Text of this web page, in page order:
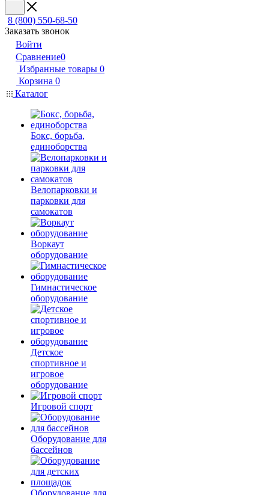
8 (800) 550-68-50
Заказать звонок
Войти
Сравнение0
Избранные товары 0
Корзина 0
Каталог
Бокс, борьба,
единоборства
Велопарковки и
парковки для
самокатов
Воркаут
оборудование
Гимнастическое
оборудование
Детское
спортивное и
игровое
оборудование
Игровой спорт
Оборудование для
бассейнов
Оборудование для